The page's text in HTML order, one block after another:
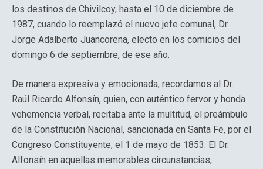
los destinos de Chivilcoy, hasta el 10 de diciembre de
1987, cuando lo reemplazó el nuevo jefe comunal, Dr.
Jorge Adalberto Juancorena, electo en los comicios del
domingo 6 de septiembre, de ese año.
De manera expresiva y emocionada, recordamos al Dr.
Raúl Ricardo Alfonsín, quien, con auténtico fervor y honda
vehemencia verbal, recitaba ante la multitud, el preámbulo
de la Constitución Nacional, sancionada en Santa Fe, por el
Congreso Constituyente, el 1 de mayo de 1853. El Dr.
Alfonsín en aquellas memorables circunstancias,